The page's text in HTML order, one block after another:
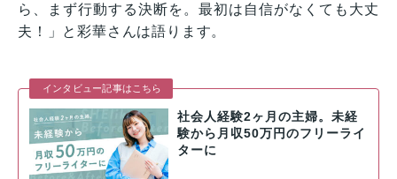
ら、まず行動する決断を。最初は自信がなくても大丈
夫！」と彩華さんは語ります。
インタビュー記事はこちら
社会人経験2ヶ月の主婦。未経
験から月収50万円のフリーライ
ターに